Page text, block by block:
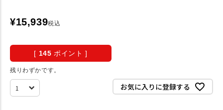
¥15,939税込
[ 145 ポイント ]
残りわずかです。
お気に入りに登録する